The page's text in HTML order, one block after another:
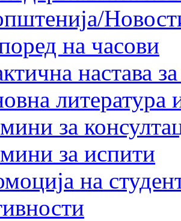
на часови
настава
литература
за
за испити
на